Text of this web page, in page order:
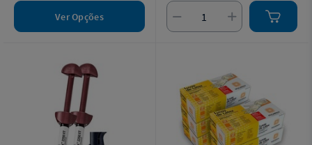
Ver Opções